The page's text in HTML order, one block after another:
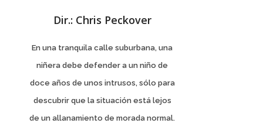
Dir.: Chris Peckover
En una tranquila calle suburbana, una
niñera debe defender a un niño de
doce años de unos intrusos, sólo para
descubrir que la situación está lejos
de un allanamiento de morada normal.